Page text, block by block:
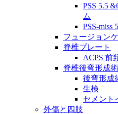
PSS 5.5
ム
PSS-miss
フュージョン
脊椎プレート
ACPS 前
脊椎後弯形成
後弯形成
生検
セメント
外傷と四肢